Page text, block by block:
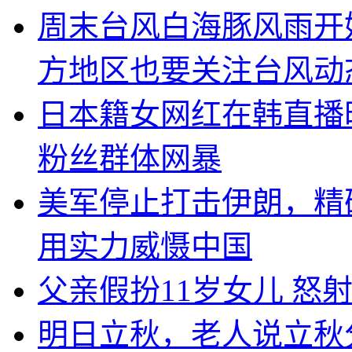
周末台风白海豚风雨
方地区也要关注台风动
日本籍女网红在韩直
粉丝群体网暴
美军停止打击伊朗，
用实力威慑中国
父亲假扮11岁女儿 怒
明日立秋，老人说立